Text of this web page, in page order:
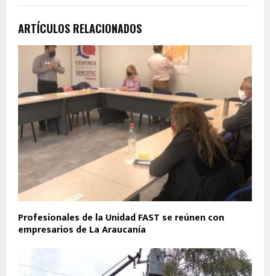
ARTÍCULOS RELACIONADOS
Profesionales de la Unidad FAST se reúnen con
empresarios de La Araucanía